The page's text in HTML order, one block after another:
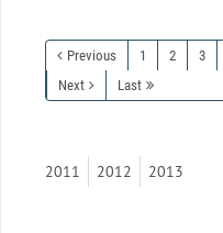
Previous 1 2 3
Next
Last
2011 2012 2013